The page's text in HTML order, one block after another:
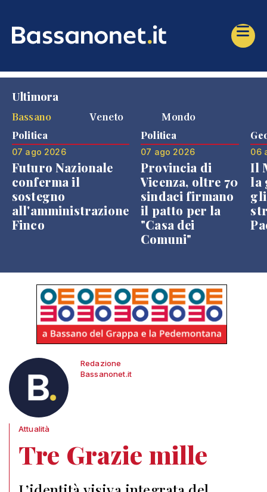
Ultimora
Bassano
Veneto Mondo
Politica
07 ago 2026
Futuro Nazionale
conferma il
sostegno
all'amministrazione
Finco
Politica
07 ago 2026
Provincia di
Vicenza, oltre 70
sindaci firmano
il patto per la
"Casa dei
Comuni"
06
Il
la
Redazione
Bassanonet.it
Attualità
Tre Grazie mille